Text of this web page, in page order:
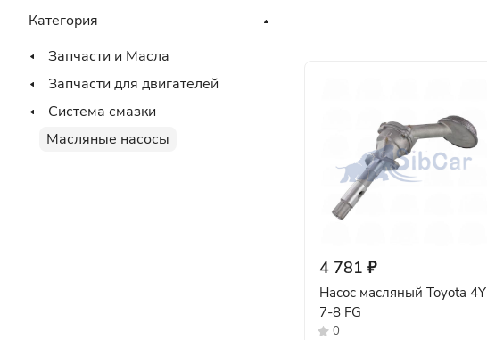
4 781 ₽
Насос масляный Toyota 4Y
7-8 FG
0
Категория
Запчасти и Масла
Запчасти для двигателей
Система смазки
Масляные насосы